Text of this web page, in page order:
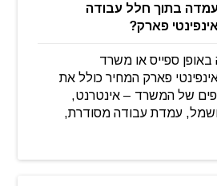
בתוך חלל עבודה
פארק?
ספייס או משרד
פארק המחיר כולל את
של המשרד – אינטרנט,
חשמל, עמדת עבודה מסודרת,